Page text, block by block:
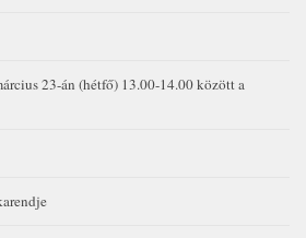
23-án (hétfő) 13.00-14.00 között a